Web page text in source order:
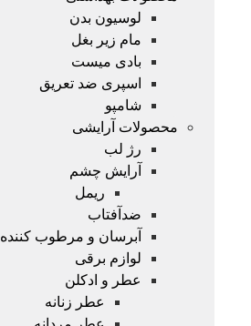
لوسیون بدن
مام زیر بغل
بادی میست
اسپری ضد تعریق
شامپو
محصولات آرایشی
رژ لب
آرایش چشم
ریمل
ضدآفتاب
آبرسان و مرطوب کننده
لوازم برقی
عطر و ادکلن
عطر زنانه